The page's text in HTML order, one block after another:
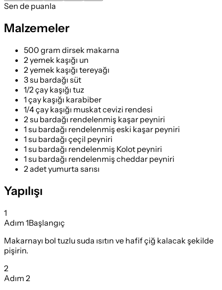
Sen de puanla
Malzemeler
500 gram dirsek makarna
2 yemek kaşığı un
2 yemek kaşığı tereyağı
3 su bardağı süt
1/2 çay kaşığı tuz
1 çay kaşığı karabiber
1/4 çay kaşığı muskat cevizi rendesi
2 su bardağı rendelenmiş kaşar peyniri
1 su bardağı rendelenmiş eski kaşar peyniri
1 su bardağı çeçil peyniri
1 su bardağı rendelenmiş Kolot peyniri
1 su bardağı rendelenmiş cheddar peyniri
2 adet yumurta sarısı
Yapılışı
1
Adım 1Başlangıç
Makarnayı bol tuzlu suda ısıtın ve hafif çiğ kalacak şekilde
pişirin.
2
Adım 2